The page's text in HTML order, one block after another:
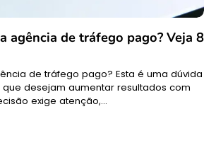
agência de tráfego pago? Veja 8
de tráfego pago? Esta é uma dúvida
desejam aumentar resultados com
exige atenção,…